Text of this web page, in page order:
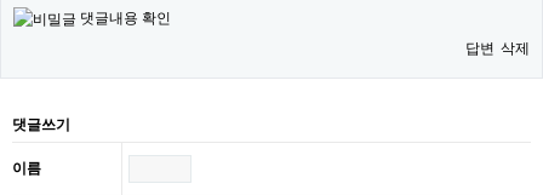
댓글내용 확인
답변 삭제
댓글쓰기
이름